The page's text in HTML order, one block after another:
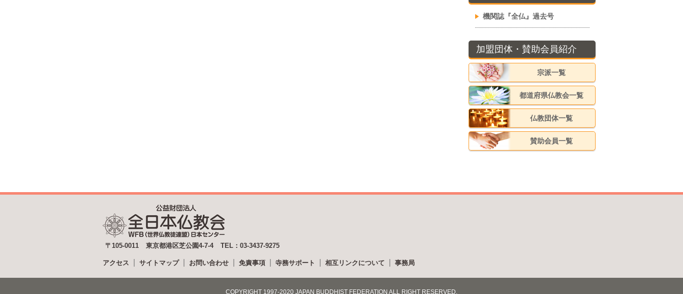
機関誌『全仏』過去号
加盟団体・賛助会員紹介
宗派一覧
都道府県仏教会一覧
仏教団体一覧
賛助会員一覧
〒105-0011 東京都港区芝公園4-7-4 TEL：03-3437-9275
アクセス サイトマップ お問い合わせ 免責事項 寺務サポート 相互リンクについて 事務局
COPYRIGHT 1997-2020 JAPAN BUDDHIST FEDERATION ALL RIGHT RESERVED.